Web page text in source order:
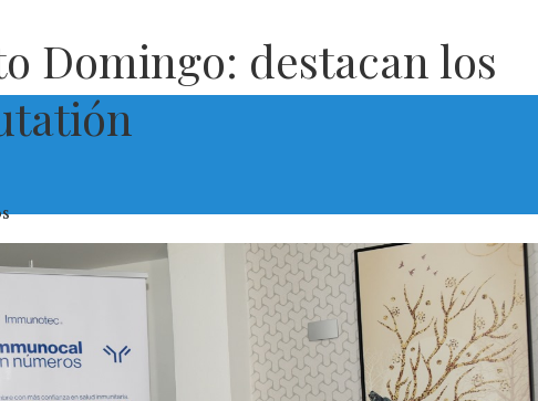
Domingo: destacan los